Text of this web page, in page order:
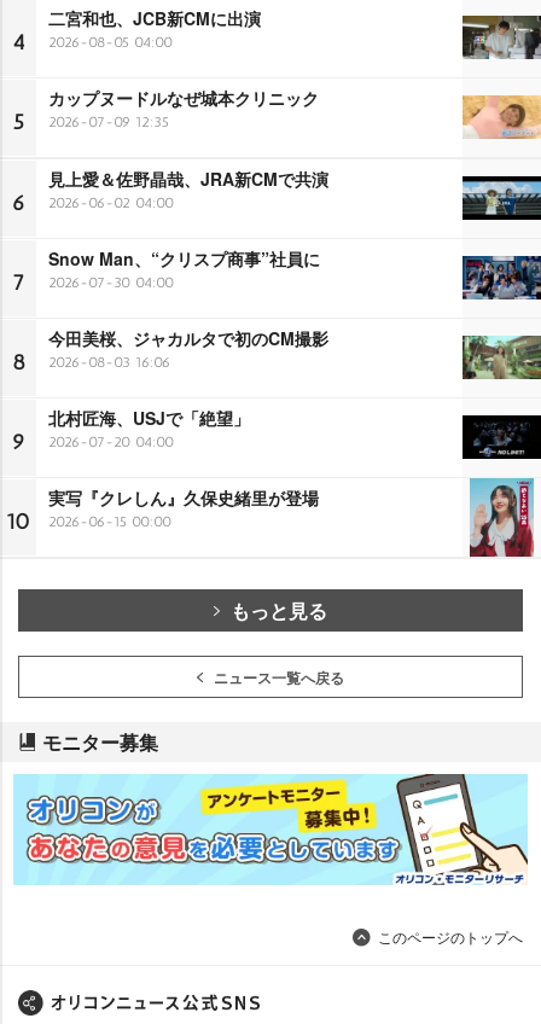
4
二宮和也、JCB新CMに出演
2026-08-05 04:00
5
カップヌードルなぜ城本クリニック
2026-07-09 12:35
6
見上愛＆佐野晶哉、JRA新CMで共演
2026-06-02 04:00
7
Snow Man、“クリスプ商事”社員に
2026-07-30 04:00
8
今田美桜、ジャカルタで初のCM撮影
2026-08-03 16:06
9
北村匠海、USJで「絶望」
2026-07-20 04:00
10
実写『クレしん』久保史緒里が登場
2026-06-15 00:00
もっと見る
ニュース一覧へ戻る
モニター募集
このページのトップへ